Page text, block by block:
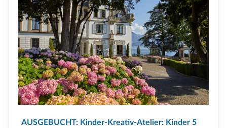
AUSGEBUCHT: Kinder-Kreativ-Atelier: Kinder 5